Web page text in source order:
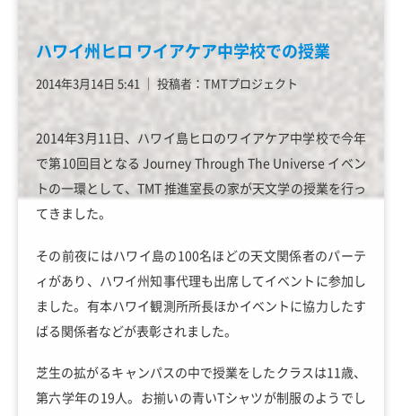
ハワイ州ヒロ ワイアケア中学校での授業
2014年3月14日 5:41 │ 投稿者：TMTプロジェクト
2014年3月11日、ハワイ島ヒロのワイアケア中学校で今年
で第10回目となる Journey Through The Universe イベン
トの一環として、TMT 推進室長の家が天文学の授業を行っ
てきました。
その前夜にはハワイ島の100名ほどの天文関係者のパーテ
ィがあり、ハワイ州知事代理も出席してイベントに参加し
ました。有本ハワイ観測所所長ほかイベントに協力したす
ばる関係者などが表彰されました。
芝生の拡がるキャンパスの中で授業をしたクラスは11歳、
第六学年の19人。お揃いの青いTシャツが制服のようでし